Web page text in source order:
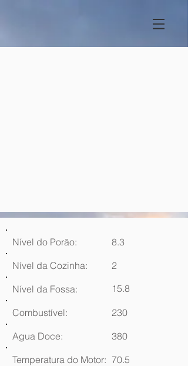
Nível do Porão:
8.3
Nível da Cozinha:
2
Nível da Fossa:
15.8
Combustível:
230
Agua Doce:
380
Temperatura do Motor: 70.5